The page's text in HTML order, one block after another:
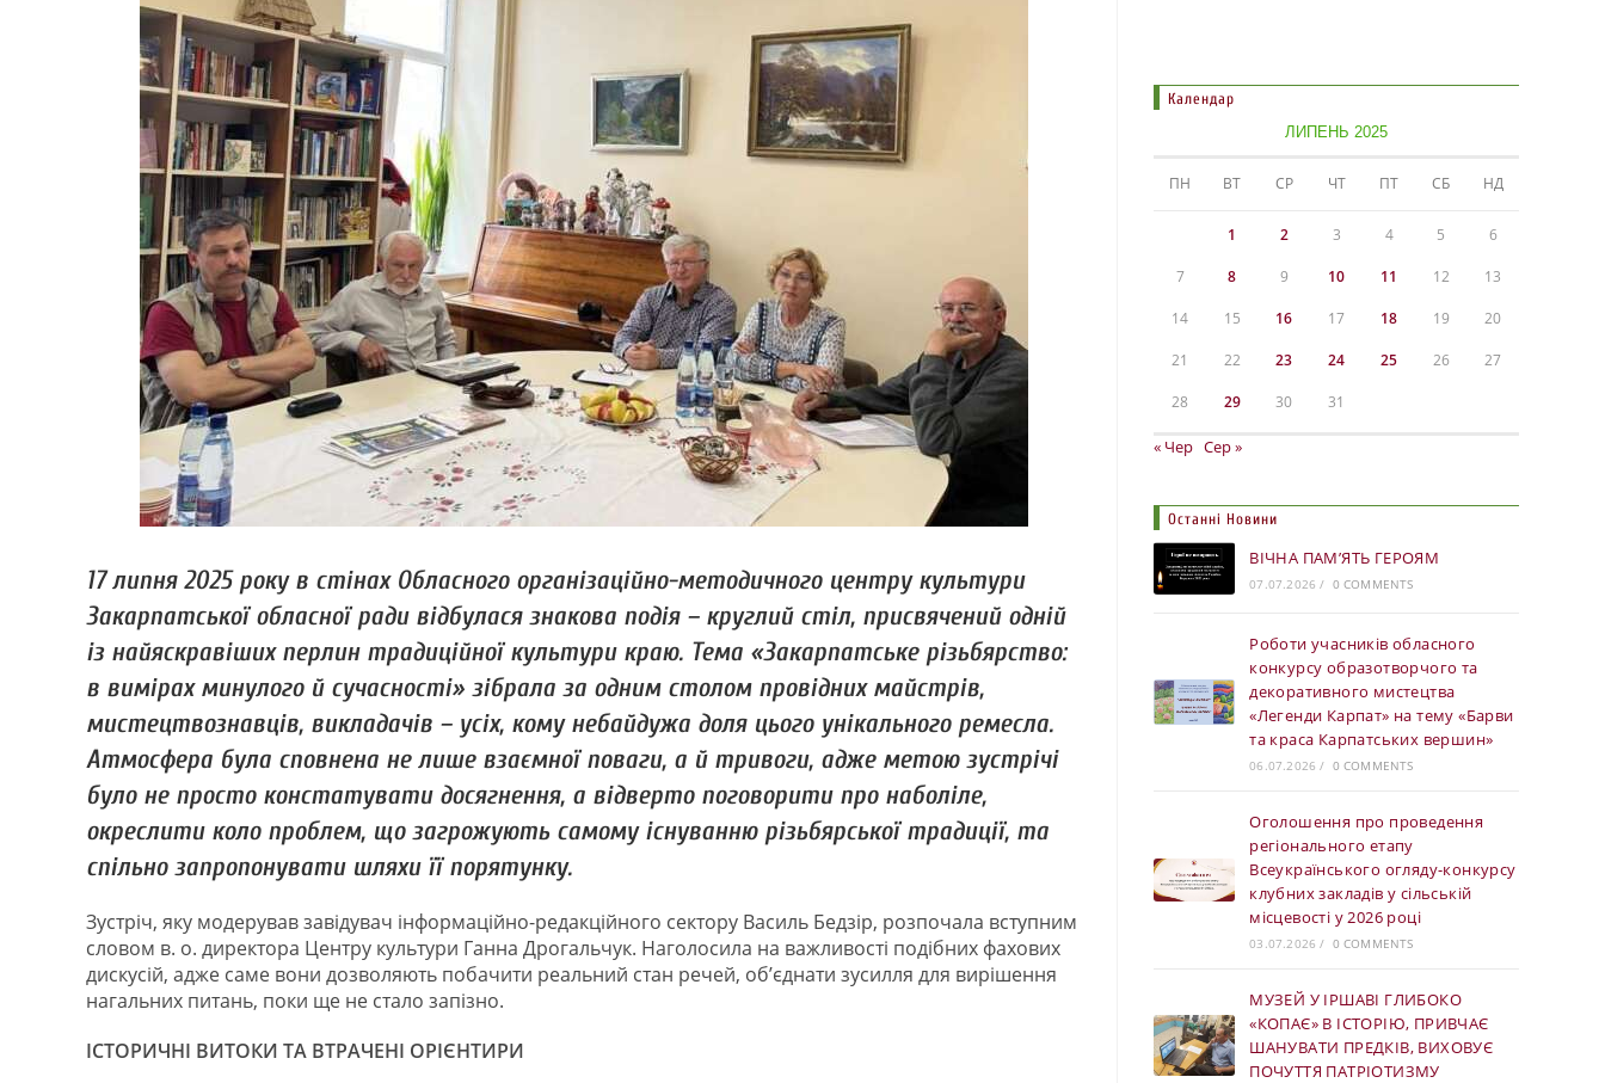
17 липня 2025 року в стінах Обласного організаційно-методичного центру культури
Закарпатської обласної ради відбулася знакова подія – круглий стіл, присвячений одній
із найяскравіших перлин традиційної культури краю. Тема «Закарпатське різьбярство:
в вимірах минулого й сучасності» зібрала за одним столом провідних майстрів,
мистецтвознавців, викладачів – усіх, кому небайдужа доля цього унікального ремесла.
Атмосфера була сповнена не лише взаємної поваги, а й тривоги, адже метою зустрічі
було не просто констатувати досягнення, а відверто поговорити про наболіле,
окреслити коло проблем, що загрожують самому існуванню різьбярської традиції, та
спільно запропонувати шляхи її порятунку.
Зустріч, яку модерував завідувач інформаційно-редакційного сектору Василь Бедзір, розпочала вступним
словом в. о. директора Центру культури Ганна Дрогальчук. Наголосила на важливості подібних фахових
дискусій, адже саме вони дозволяють побачити реальний стан речей, об’єднати зусилля для вирішення
нагальних питань, поки ще не стало запізно.
ІСТОРИЧНІ ВИТОКИ ТА ВТРАЧЕНІ ОРІЄНТИРИ
Календар
ЛИПЕНЬ 2025
ПН ВТ СР ЧТ ПТ СБ НД
1 2 3 4 5 6
7 8 9 10 11 12 13
14 15 16 17 18 19 20
21 22 23 24 25 26 27
28 29 30 31
« Чер Сер »
Останні Новини
ВІЧНА ПАМ’ЯТЬ ГЕРОЯМ
07.07.2026 / 0 COMMENTS
Роботи учасників обласного
конкурсу образотворчого та
декоративного мистецтва
«Легенди Карпат» на тему «Барви
та краса Карпатських вершин»
06.07.2026 / 0 COMMENTS
Оголошення про проведення
регіонального етапу
Всеукраїнського огляду-конкурсу
клубних закладів у сільській
місцевості у 2026 році
03.07.2026 / 0 COMMENTS
МУЗЕЙ У ІРШАВІ ГЛИБОКО
«КОПАЄ» В ІСТОРІЮ, ПРИВЧАЄ
ШАНУВАТИ ПРЕДКІВ, ВИХОВУЄ
ПОЧУТТЯ ПАТРІОТИЗМУ